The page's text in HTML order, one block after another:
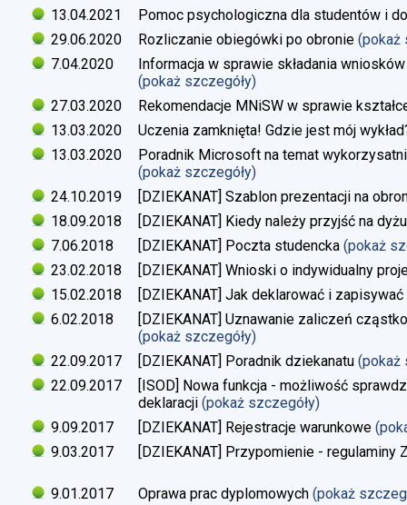
13.04.2021
Pomoc psychologiczna dla studentów i
29.06.2020
Rozliczanie obiegówki po obronie (pokaż
7.04.2020
Informacja w sprawie składania
(pokaż szczegóły)
27.03.2020
Rekomendacje MNiSW w sprawie
13.03.2020
Uczenia zamknięta! Gdzie jest mój
13.03.2020
Poradnik Microsoft na temat
(pokaż szczegóły)
24.10.2019
[DZIEKANAT] Szablon prezentacji na
18.09.2018
[DZIEKANAT] Kiedy należy przyjść na
7.06.2018
[DZIEKANAT] Poczta studencka (pokaż
23.02.2018
[DZIEKANAT] Wnioski o indywidualny
15.02.2018
[DZIEKANAT] Jak deklarować i
6.02.2018
[DZIEKANAT] Uznawanie zaliczeń
(pokaż szczegóły)
22.09.2017
[DZIEKANAT] Poradnik dziekanatu (pokaż
22.09.2017
[ISOD] Nowa funkcja - możliwość
deklaracji (pokaż szczegóły)
9.09.2017
[DZIEKANAT] Rejestracje warunkowe
9.03.2017
[DZIEKANAT] Przypomienie - regulaminy
9.01.2017 Oprawa prac dyplomowych (pokaż